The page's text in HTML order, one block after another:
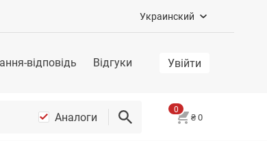
Украинский
відповідь Відгуки Увійти
Аналоги ₴0
0